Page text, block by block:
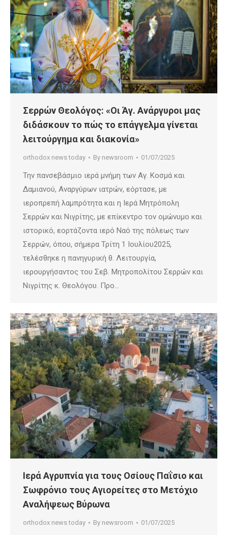
Σερρών Θεολόγος: «Οι Άγ. Ανάργυροι μας
διδάσκουν το πώς το επάγγελμα γίνεται
λειτούργημα και διακονία»
orthodox news today By newsroom 01/07/2025
Την πανσεβάσμιο ιερά μνήμη των Αγ. Κοσμά και
Δαμιανού, Αναργύρων ιατρών, εόρτασε, με
ιεροπρεπή λαμπρότητα και η Ιερά Μητρόπολη
Σερρών και Νιγρίτης, με επίκεντρο τον ομώνυμο και
ιστορικό, εορτάζοντα ιερό Ναό της πόλεως των
Σερρών, όπου, σήμερα Τρίτη 1 Ιουλίου2025,
τελέσθηκε η πανηγυρική θ. Λειτουργία,
ιερουργήσαντος του Σεβ. Μητροπολίτου Σερρών και
Νιγρίτης κ. Θεολόγου. Προ…
Ιερά Αγρυπνία για τους Οσίους Παΐσιο και
Σωφρόνιο τους Αγιορείτες στο Μετόχιο
Αναλήψεως Βύρωνα
orthodox news today By newsroom 01/07/2025